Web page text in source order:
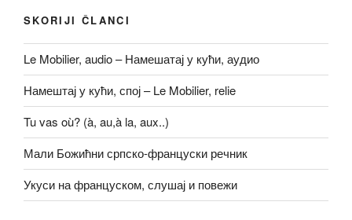
SKORIJI ČLANCI
Le Mobilier, audio – Намешатај у кући, аудио
Намештај у кући, спој – Le Mobilier, relie
Tu vas où? (à, au,à la, aux..)
Мали Божићни српско-француски речник
Укуси на француском, слушај и повежи